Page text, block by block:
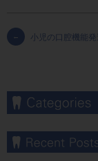
← 小児の口腔機能